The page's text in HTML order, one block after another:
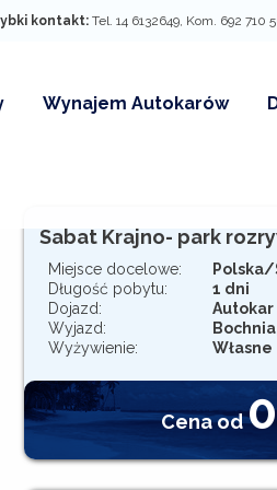
kontakt: Tel. 14 6132649, Kom. 692
Wynajem Autokarów
Sabat Krajno- park
Miejsce docelowe:
Polska/
Długość pobytu:
1 dni
Dojazd:
Autokar
Wyjazd:
Wyżywienie:
Własne
Cena od0